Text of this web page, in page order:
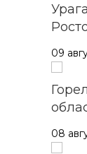
09
08